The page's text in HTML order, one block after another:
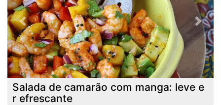
Salada de camarão com manga: leve e
r efrescante
Previous Next